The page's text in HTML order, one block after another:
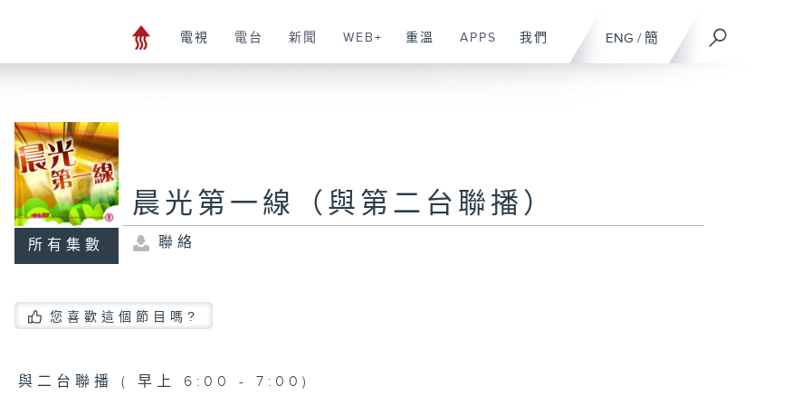
ENG / 簡
電視 電台 新聞 WEB+ 重溫 APPS 我們
所有集數
晨光第一線（與第二台聯播）
聯絡
您喜歡這個節目嗎?
與二台聯播 ( 早上 6:00 - 7:00)